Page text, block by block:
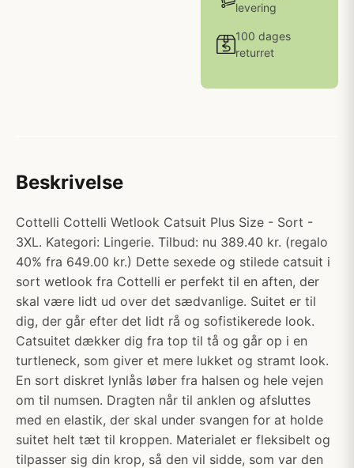
levering
100 dages
returret
Beskrivelse
Cottelli Cottelli Wetlook Catsuit Plus Size - Sort -
3XL. Kategori: Lingerie. Tilbud: nu 389.40 kr. (regalo
40% fra 649.00 kr.) Dette sexede og stilede catsuit i
sort wetlook fra Cottelli er perfekt til en aften, der
skal være lidt ud over det sædvanlige. Suitet er til
dig, der går efter det lidt rå og sofistikerede look.
Catsuitet dækker dig fra top til tå og går op i en
turtleneck, som giver et mere lukket og stramt look.
En sort diskret lynlås løber fra halsen og hele vejen
om til numsen. Dragten når til anklen og afsluttes
med en elastik, der skal under svangen for at holde
suitet helt tæt til kroppen. Materialet er fleksibelt og
tilpasser sig din krop, så den vil sidde, som var den